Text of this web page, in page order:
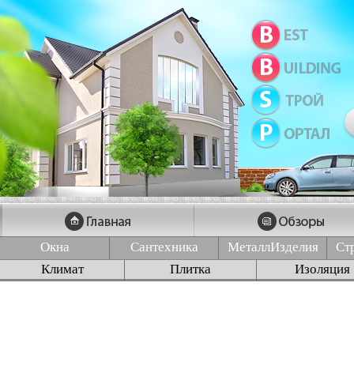
Окна Сантехника МеталлИзделия
Климат
Плитка Изоляция